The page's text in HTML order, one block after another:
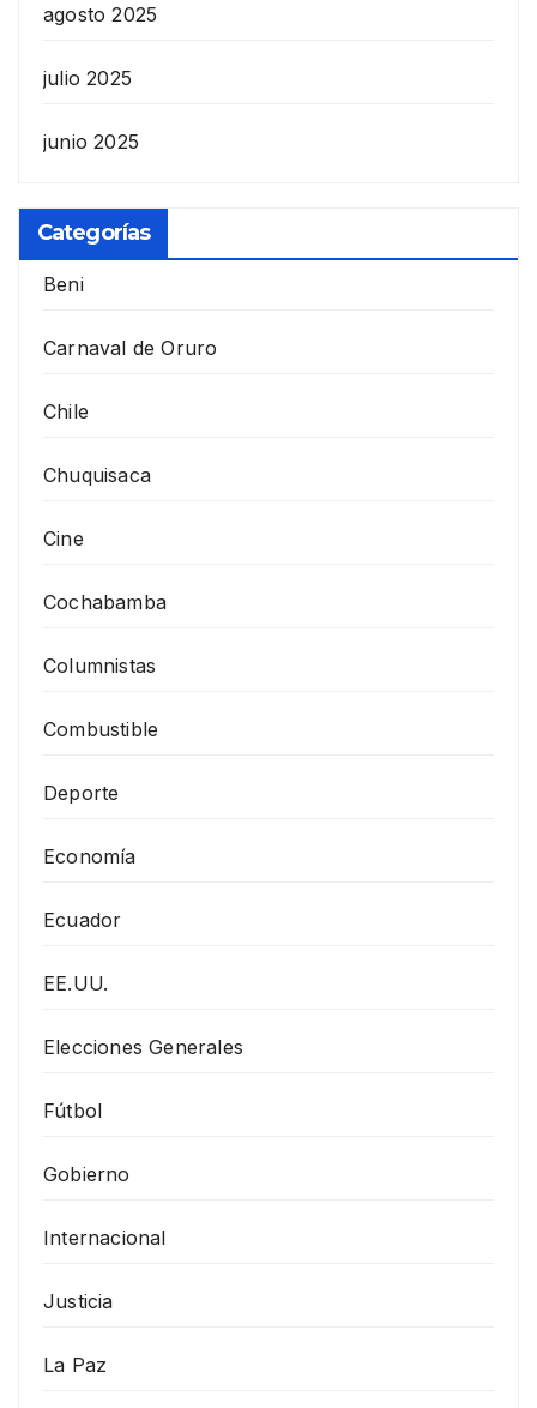
agosto 2025
julio 2025
junio 2025
Categorías
Beni
Carnaval de Oruro
Chile
Chuquisaca
Cine
Cochabamba
Columnistas
Combustible
Deporte
Economía
Ecuador
EE.UU.
Elecciones Generales
Fútbol
Gobierno
Internacional
Justicia
La Paz